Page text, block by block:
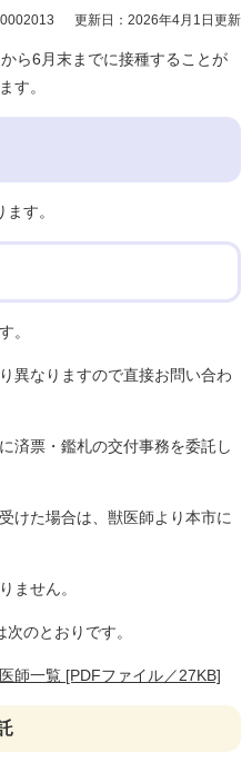
更新日：2026年4月1日更新
ら6月末までに接種することが
す。
す。
。
異なりますので直接お問い合わ
済票・鑑札の交付事務を委託し
けた場合は、獣医師より本市に
ません。
のとおりです。
師一覧 [PDFファイル／27KB]